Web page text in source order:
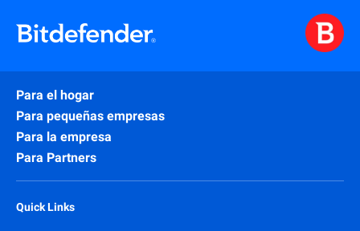
Para el hogar
Para pequeñas empresas
Para la empresa
Para Partners
Quick Links